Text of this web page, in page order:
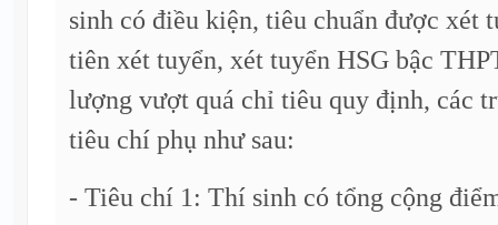
sinh có điều kiện, tiêu chuẩn được xét
tiên xét tuyển, xét tuyển HSG bậc
lượng vượt quá chỉ tiêu quy định, các
tiêu chí phụ như sau:
- Tiêu chí 1: Thí sinh có tổng cộng